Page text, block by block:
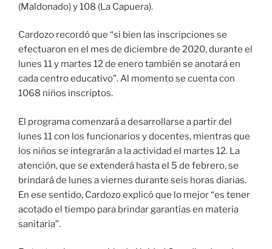
(Maldonado) y 108 (La Capuera).
Cardozo recordó que “si bien las inscripciones se
efectuaron en el mes de diciembre de 2020, durante el
lunes 11 y martes 12 de enero también se anotará en
cada centro educativo”. Al momento se cuenta con
1068 niños inscriptos.
El programa comenzará a desarrollarse a partir del
lunes 11 con los funcionarios y docentes, mientras que
los niños se integrarán a la actividad el martes 12. La
atención, que se extenderá hasta el 5 de febrero, se
brindará de lunes a viernes durante seis horas diarias.
En ese sentido, Cardozo explicó que lo mejor “es tener
acotado el tiempo para brindar garantías en materia
sanitaria”.